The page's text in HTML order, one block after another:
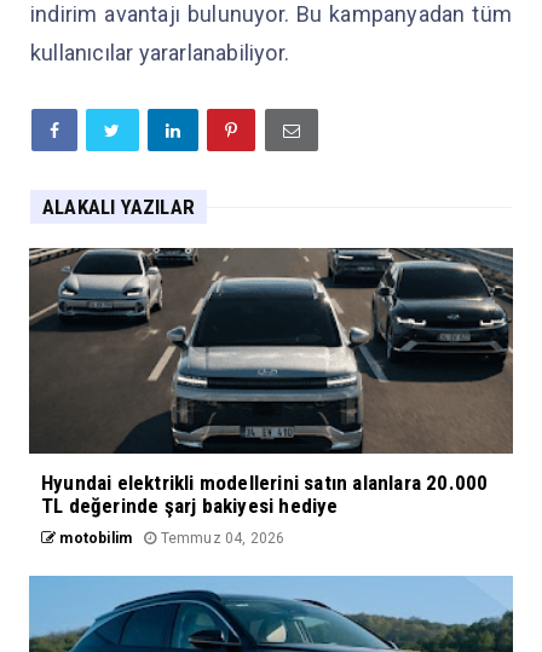
indirim avantajı bulunuyor. Bu kampanyadan tüm
kullanıcılar yararlanabiliyor.
ALAKALI YAZILAR
Hyundai elektrikli modellerini satın alanlara 20.000
TL değerinde şarj bakiyesi hediye
motobilim Temmuz 04, 2026